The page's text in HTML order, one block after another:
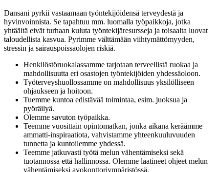
Dansani pyrkii vastaamaan työntekijöidensä terveydestä ja
hyvinvoinnista. Se tapahtuu mm. luomalla työpaikkoja, jotka
yhtäältä eivät turhaan kuluta työntekijäresursseja ja toisaalta luovat
taloudellista kasvua. Pyrimme välttämään viihtymättömyyden,
stressin ja sairauspoissaolojen riskiä.
Henkilöstöruokalassamme tarjotaan terveellistä ruokaa ja
mahdollisuutta eri osastojen työntekijöiden yhdessäoloon.
Työterveyshuollossamme on mahdollisuus yksilölliseen
ohjaukseen ja hoitoon.
Tuemme kuntoa edistävää toimintaa, esim. juoksua ja
pyöräilyä.
Olemme savuton työpaikka.
Teemme vuosittain opintomatkan, jonka aikana keräämme
ammatti-inspiraatiota, vahvistamme yhteenkuuluvuuden
tunnetta ja kuntoilemme yhdessä.
Teemme jatkuvasti työtä melun vähentämiseksi sekä
tuotannossa että hallinnossa. Olemme laatineet ohjeet melun
vähentämiseksi avokonttoriympäristössä.